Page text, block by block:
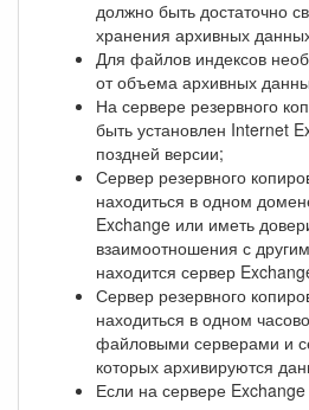
должно быть достаточно
хранения архивных
Для файлов индексов
от объема архивных
На сервере резервного
быть установлен Internet
поздней версии;
Сервер резервного
находиться в одном
Exchange или иметь
взаимоотношения с
находится сервер
Сервер резервного
находиться в одном
файловыми серверами и
которых архивируются
Если на сервере